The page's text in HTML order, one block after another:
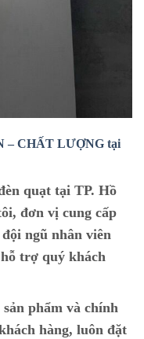
– CHẤT LƯỢNG tại
quạt tại TP. Hồ
đơn vị cung cấp
ngũ nhân viên
trợ quý khách
phẩm và chính
hàng, luôn đặt